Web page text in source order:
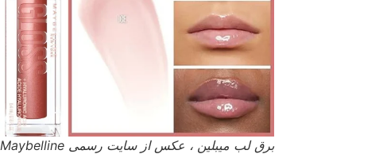
برق لب میبلین ، عکس از سایت رسمی Maybelline